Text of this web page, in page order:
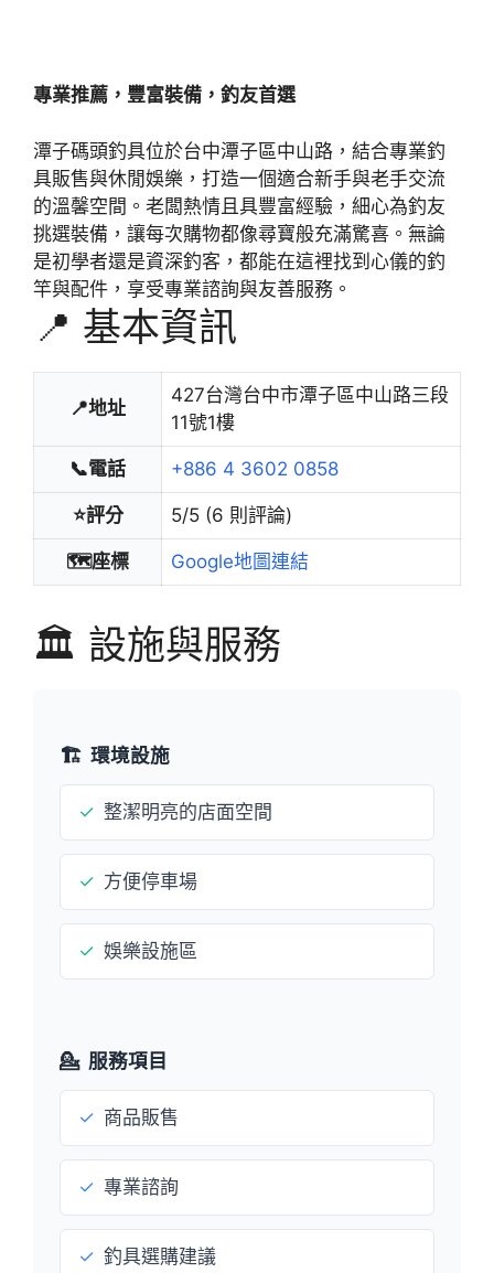
專業推薦，豐富裝備，釣友首選
潭子碼頭釣具位於台中潭子區中山路，結合專業釣
具販售與休閒娛樂，打造一個適合新手與老手交流
的溫馨空間。老闆熱情且具豐富經驗，細心為釣友
挑選裝備，讓每次購物都像尋寶般充滿驚喜。無論
是初學者還是資深釣客，都能在這裡找到心儀的釣
竿與配件，享受專業諮詢與友善服務。
📍 基本資訊
📍地址
427台灣台中市潭子區中山路三段
11號1樓
📞電話 +886 4 3602 0858
⭐評分 5/5 (6 則評論)
🗺️座標 Google地圖連結
🏛️ 設施與服務
🏗️ 環境設施
✓ 整潔明亮的店面空間
✓ 方便停車場
✓ 娛樂設施區
💁 服務項目
✓ 商品販售
✓ 專業諮詢
✓ 釣具選購建議